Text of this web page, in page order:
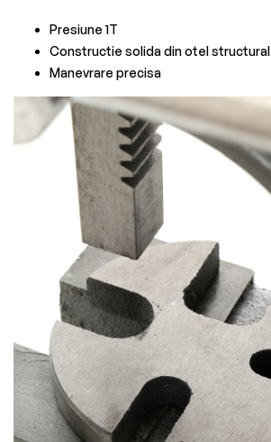
Presiune 1T
Constructie solida din otel structural
Manevrare precisa